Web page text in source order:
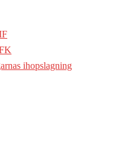
ihopslagning